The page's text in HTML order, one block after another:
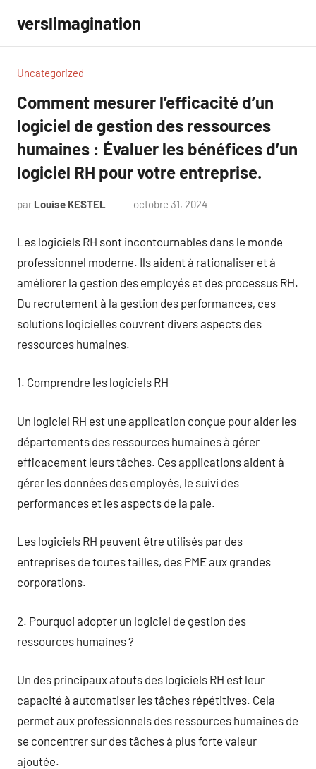
contenu
verslimagination
Uncategorized
Comment mesurer l’efficacité d’un
logiciel de gestion des ressources
humaines : Évaluer les bénéfices d’un
logiciel RH pour votre entreprise.
par Louise KESTEL octobre 31, 2024
Les logiciels RH sont incontournables dans le monde
professionnel moderne. Ils aident à rationaliser et à
améliorer la gestion des employés et des processus RH.
Du recrutement à la gestion des performances, ces
solutions logicielles couvrent divers aspects des
ressources humaines.
1. Comprendre les logiciels RH
Un logiciel RH est une application conçue pour aider les
départements des ressources humaines à gérer
efficacement leurs tâches. Ces applications aident à
gérer les données des employés, le suivi des
performances et les aspects de la paie.
Les logiciels RH peuvent être utilisés par des
entreprises de toutes tailles, des PME aux grandes
corporations.
2. Pourquoi adopter un logiciel de gestion des
ressources humaines ?
Un des principaux atouts des logiciels RH est leur
capacité à automatiser les tâches répétitives. Cela
permet aux professionnels des ressources humaines de
se concentrer sur des tâches à plus forte valeur
ajoutée.